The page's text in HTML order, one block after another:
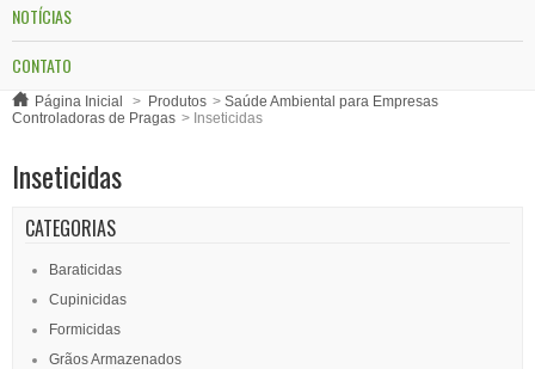
NOTÍCIAS
CONTATO
Página Inicial > Produtos > Saúde Ambiental para Empresas
Controladoras de Pragas > Inseticidas
Inseticidas
CATEGORIAS
Baraticidas
Cupinicidas
Formicidas
Grãos Armazenados